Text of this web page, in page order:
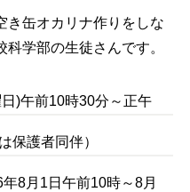
缶オカリナ作りをしな
学部の生徒さんです。
)午前10時30分～正午
保護者同伴）
8月1日午前10時～8月